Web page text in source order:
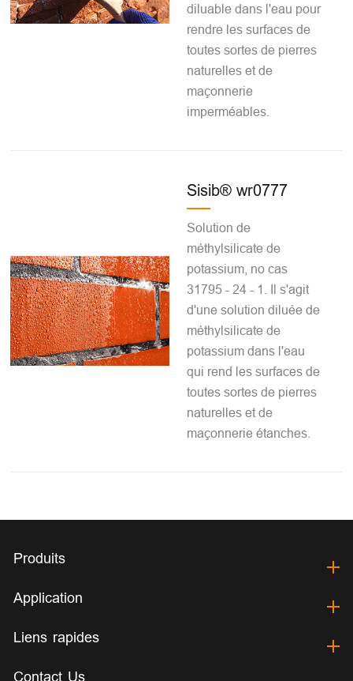
diluable dans l'eau pour
rendre les surfaces de
toutes sortes de pierres
naturelles et de
maçonnerie
imperméables.
Sisib® wr0777
Solution de
méthylsilicate de
potassium, no cas
31795 - 24 - 1. Il s'agit
d'une solution diluée de
méthylsilicate de
potassium dans l'eau
qui rend les surfaces de
toutes sortes de pierres
naturelles et de
maçonnerie étanches.
Produits
Application
Liens rapides
Contact Us